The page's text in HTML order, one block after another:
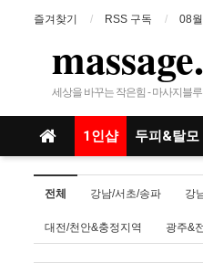
즐겨찾기 RSS 구독 08
세상을 바꾸는 작은힘 - 마사지블루
1인샵 두피&탈모
전체 강남/서초/송파 강
대전/천안&충정지역 광주&